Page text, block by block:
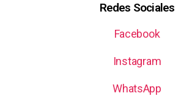
Redes Sociales
Facebook
Instagram
WhatsApp